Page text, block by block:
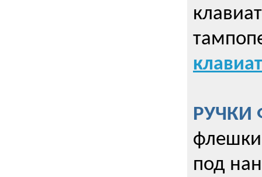
РУЧКИ
флешки
под